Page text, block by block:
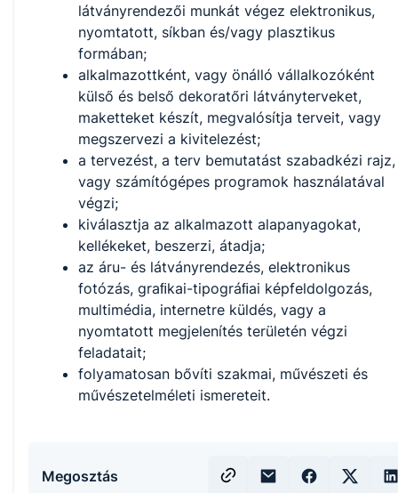
látványrendezői munkát végez elektronikus,
nyomtatott, síkban és/vagy plasztikus
formában;
alkalmazottként, vagy önálló vállalkozóként
külső és belső dekoratőri látványterveket,
maketteket készít, megvalósítja terveit, vagy
megszervezi a kivitelezést;
a tervezést, a terv bemutatást szabadkézi rajz,
vagy számítógépes programok használatával
végzi;
kiválasztja az alkalmazott alapanyagokat,
kellékeket, beszerzi, átadja;
az áru- és látványrendezés, elektronikus
fotózás, graﬁkai-tipográﬁai képfeldolgozás,
multimédia, internetre küldés, vagy a
nyomtatott megjelenítés területén végzi
feladatait;
folyamatosan bővíti szakmai, művészeti és
művészetelméleti ismereteit.
Megosztás